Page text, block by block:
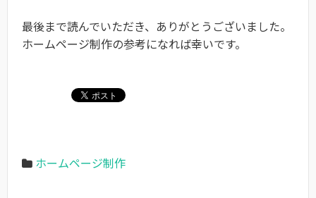
最後まで読んでいただき、ありがとうございました。
ホームページ制作の参考になれば幸いです。
ホームページ制作